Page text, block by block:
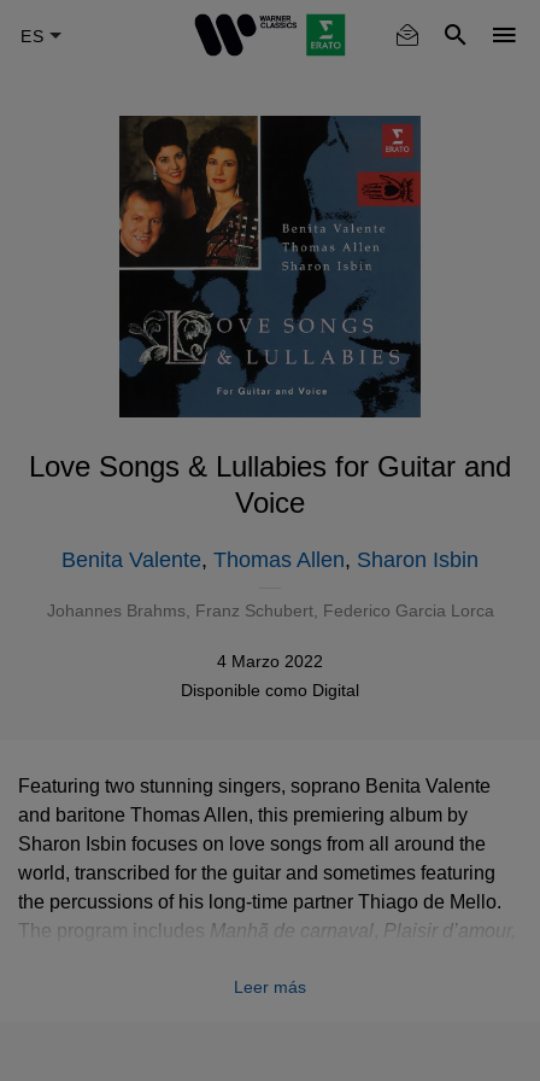
Love Songs & Lullabies for Guitar and
Voice
Benita Valente, Thomas Allen, Sharon Isbin
Johannes Brahms Franz Schubert, Federico Garcia Lorca
4 Marzo 2022
Disponible como Digital
Featuring two stunning singers, soprano Benita Valente
and baritone Thomas Allen, this premiering album by
Sharon Isbin focuses on love songs from all around the
world, transcribed for the guitar and sometimes featuring
the percussions of his long-time partner Thiago de Mello.
The program includes Manhã de carnaval Plaisir d’amour,
popular songs transcribed by poet Federico García Lorca.
Leer más